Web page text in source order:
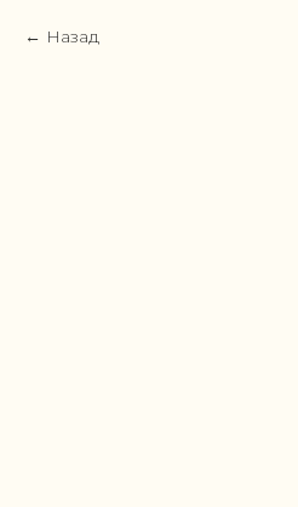
Назад